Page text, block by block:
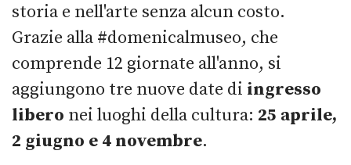
storia e nell'arte senza alcun costo.
Grazie alla #domenicalmuseo, che
comprende 12 giornate all'anno, si
aggiungono tre nuove date di ingresso
libero nei luoghi della cultura: 25 aprile,
2 giugno e 4 novembre.